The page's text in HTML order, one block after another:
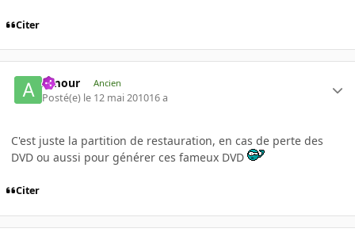
Citer
Amour Ancien
Posté(e) le 12 mai 201016 a
C'est juste la partition de restauration, en cas de perte des
DVD ou aussi pour générer ces fameux DVD
Citer